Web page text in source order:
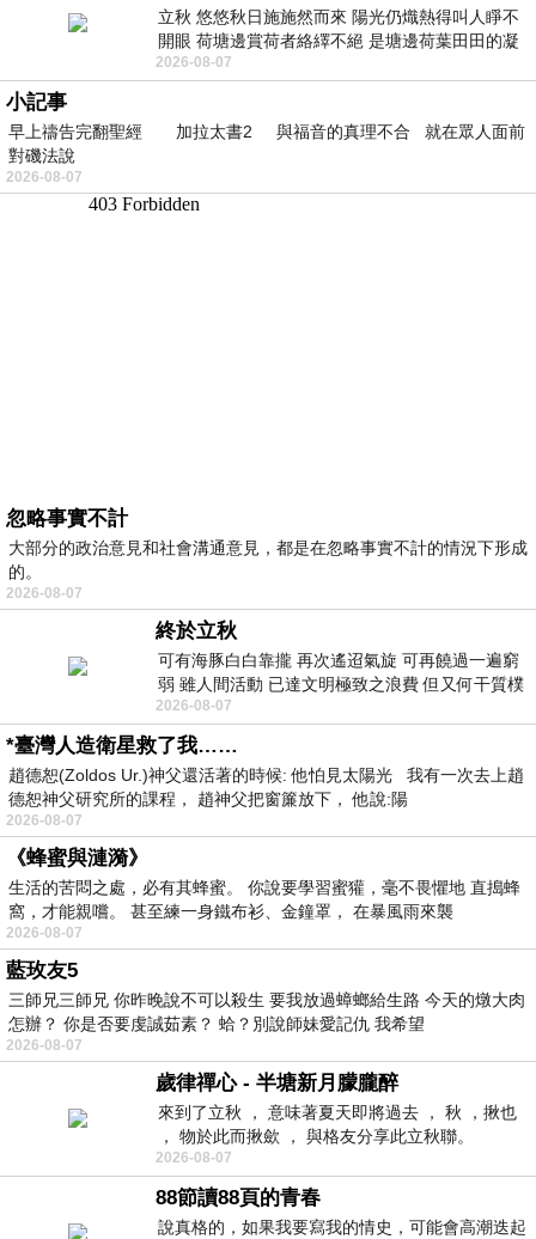
立秋 悠悠秋日施施然而來 陽光仍熾熱得叫人睜不
開眼 荷塘邊賞荷者絡繹不絕 是塘邊荷葉田田的凝
望 風中飄逸的是映日荷花別樣紅
2026-08-07
小記事
早上禱告完翻聖經 加拉太書2 與福音的真理不合 就在眾人面前
對磯法說
2026-08-07
忽略事實不計
大部分的政治意見和社會溝通意見，都是在忽略事實不計的情況下形成
的。
2026-08-07
終於立秋
可有海豚白白靠攏 再次遙迢氣旋 可再饒過一遍窮
弱 雖人間活動 已達文明極致之浪費 但又何干質樸
者 只能白白陪葬
2026-08-07
*臺灣人造衛星救了我……
趙德恕(Zoldos Ur.)神父還活著的時候: 他怕見太陽光 我有一次去上趙
德恕神父研究所的課程， 趙神父把窗簾放下， 他說:陽
2026-08-07
《蜂蜜與漣漪》
生活的苦悶之處，必有其蜂蜜。 你說要學習蜜獾，毫不畏懼地 直搗蜂
窩，才能親嚐。 甚至練一身鐵布衫、金鐘罩， 在暴風雨來襲
2026-08-07
藍玫友5
三師兄三師兄 你昨晚說不可以殺生 要我放過蟑螂給生路 今天的燉大肉
怎辦？ 你是否要虔誠茹素？ 蛤？別說師妹愛記仇 我希望
2026-08-07
歲律禪心 - 半塘新月朦朧醉
來到了立秋 ， 意味著夏天即將過去 ， 秋 ，揪也
， 物於此而揪歛 ， 與格友分享此立秋聯。
2026-08-07
88節讀88頁的青春
說真格的，如果我要寫我的情史，可能會高潮迭起